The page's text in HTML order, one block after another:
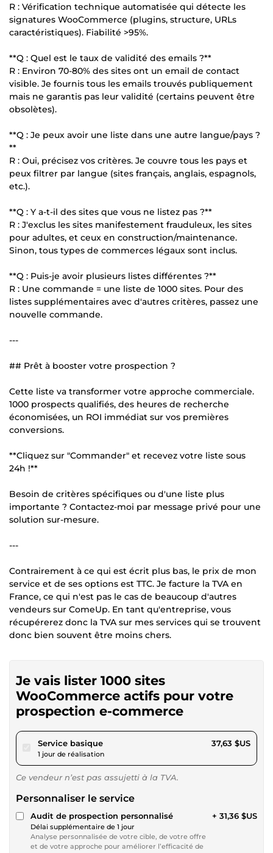
R : Vérification technique automatisée qui détecte les
signatures WooCommerce (plugins, structure, URLs
caractéristiques). Fiabilité >95%.
**Q : Quel est le taux de validité des emails ?**
R : Environ 70-80% des sites ont un email de contact
visible. Je fournis tous les emails trouvés publiquement
mais ne garantis pas leur validité (certains peuvent être
obsolètes).
**Q : Je peux avoir une liste dans une autre langue/pays ?
**
R : Oui, précisez vos critères. Je couvre tous les pays et
peux filtrer par langue (sites français, anglais, espagnols,
etc.).
**Q : Y a-t-il des sites que vous ne listez pas ?**
R : J'exclus les sites manifestement frauduleux, les sites
pour adultes, et ceux en construction/maintenance.
Sinon, tous types de commerces légaux sont inclus.
**Q : Puis-je avoir plusieurs listes différentes ?**
R : Une commande = une liste de 1000 sites. Pour des
listes supplémentaires avec d'autres critères, passez une
nouvelle commande.
---
## Prêt à booster votre prospection ?
Cette liste va transformer votre approche commerciale.
1000 prospects qualifiés, des heures de recherche
économisées, un ROI immédiat sur vos premières
conversions.
**Cliquez sur "Commander" et recevez votre liste sous
24h !**
Besoin de critères spécifiques ou d'une liste plus
importante ? Contactez-moi par message privé pour une
solution sur-mesure.
---
Contrairement à ce qui est écrit plus bas, le prix de mon
service et de ses options est TTC. Je facture la TVA en
France, ce qui n'est pas le cas de beaucoup d'autres
vendeurs sur ComeUp. En tant qu'entreprise, vous
récupérerez donc la TVA sur mes services qui se trouvent
donc bien souvent être moins chers.
Je vais lister 1000 sites
WooCommerce actifs pour votre
prospection e-commerce
Service basiquepour 34,68 $US
1 jour de réalisation
37,63 $US
Ce vendeur n’est pas assujetti à la TVA.
Personnaliser le service
Audit de prospection personnalisé
Délai supplémentaire de 1 jour
Analyse personnalisée de votre cible, de votre offre
et de votre approche pour améliorer l’efficacité de
+ 31,36 $US